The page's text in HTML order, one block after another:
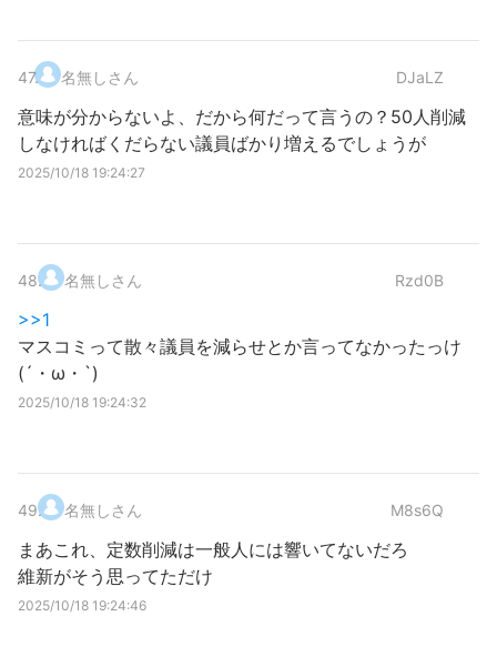
47. 名無しさん DJaLZ
意味が分からないよ、だから何だって言うの？50人削減
しなければくだらない議員ばかり増えるでしょうが
2025/10/18 19:24:27
48. 名無しさん Rzd0B
>>1
マスコミって散々議員を減らせとか言ってなかったっけ
(´・ω・`)
2025/10/18 19:24:32
49. 名無しさん M8s6Q
まあこれ、定数削減は一般人には響いてないだろ
維新がそう思ってただけ
2025/10/18 19:24:46